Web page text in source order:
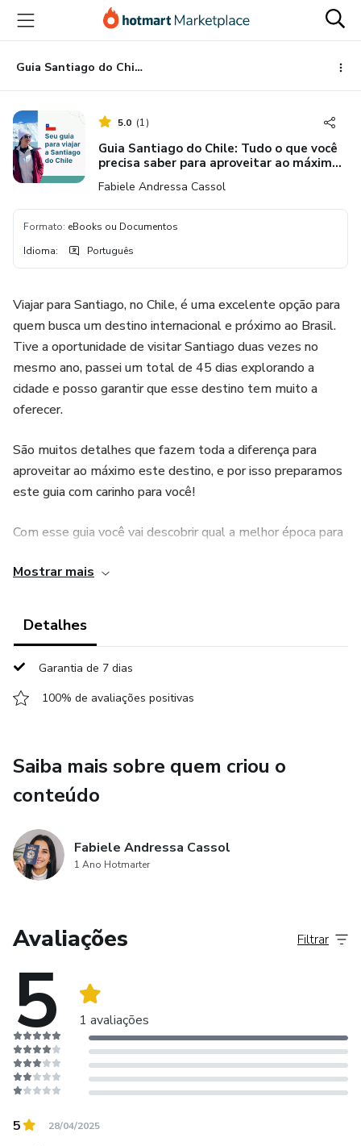
para
conteúdo
principal
para
pagamento
para
rodapé
Guia Santiago do Chile: Tudo o que você precisa saber para aproveitar ao máximo este destino.
5.0 (1)
Guia Santiago do Chile: Tudo o que você
precisa saber para aproveitar ao máximo
Fabiele Andressa Cassol
Formato: eBooks ou Documentos
Idioma: Português
Viajar para Santiago, no Chile, é uma excelente opção para
quem busca um destino internacional e próximo ao Brasil.
Tive a oportunidade de visitar Santiago duas vezes no
mesmo ano, passei um total de 45 dias explorando a
cidade e posso garantir que esse destino tem muito a
oferecer.
São muitos detalhes que fazem toda a diferença para
aproveitar ao máximo este destino, e por isso preparamos
este guia com carinho para você!
Com esse guia você vai descobrir qual a melhor época para
sobre dinheiro no Chile e como se deslocar. Além disso
que fazer em Santiago e região e como aproveitar melhor
Mostrar mais
Detalhes
Garantia de 7 dias
100% de avaliações positivas
Saiba mais sobre quem criou o
conteúdo
Fabiele Andressa Cassol
1 Ano Hotmarter
Avaliações
5 1 avaliações
Filtrar
5 28/04/2025